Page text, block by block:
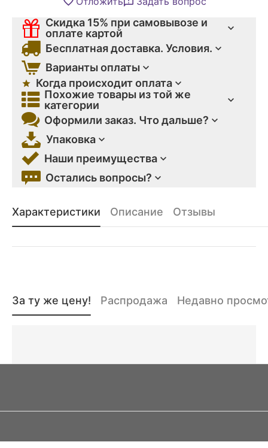
Скидка 15% при самовывозе и
оплате картой
Бесплатная доставка. Условия.
Варианты оплаты
Когда происходит оплата
Похожие товары из той же
категории
Оформили заказ. Что дальше?
Упаковка
Наши преимущества
Остались вопросы?
Характеристики Описание Отзывы
За ту же цену! Распродажа Недавно